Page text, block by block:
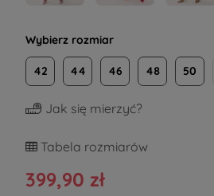
Wybierz rozmiar
42 44 46 48 50
Jak się mierzyć?
Tabela rozmiarów
399,90 zł